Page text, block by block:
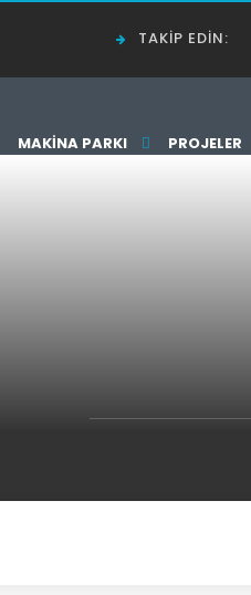
TAKIP EDIN:
MAKINA PARKI PROJELER